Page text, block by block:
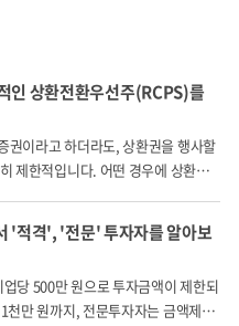
식의 가치평가에 반영할
라서 공모가격은 자체 기
인 상환전환우선주(RCPS)를
권이라고 하더라도, 상환권을 행사할
제한적입니다. 어떤 경우에 상환권
'적격', '전문' 투자자를 알아보
당 500만 원으로 투자금액이 제한되
천만 원까지, 전문투자자는 금액제한